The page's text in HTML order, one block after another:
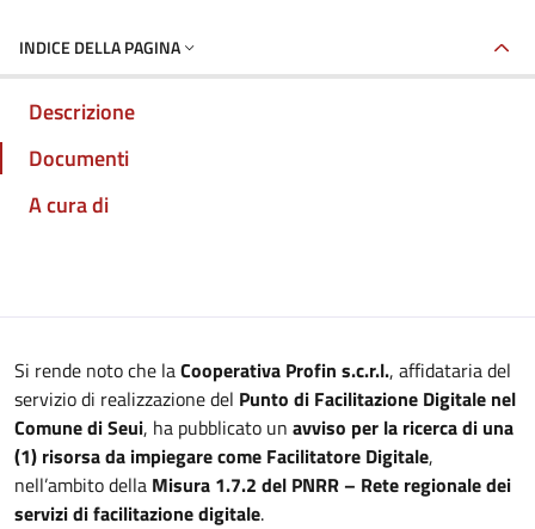
INDICE DELLA PAGINA
Descrizione
Documenti
A cura di
Si rende noto che laCooperativa Profin s.c.r.l., affidataria del
servizio di realizzazione del Punto di Facilitazione Digitale nel
Comune di Seui, ha pubblicato un avviso per la ricerca di una
(1) risorsa da impiegare come Facilitatore Digitale,
nell’ambito della Misura 1.7.2 del PNRR – Rete regionale dei
servizi di facilitazione digitale.